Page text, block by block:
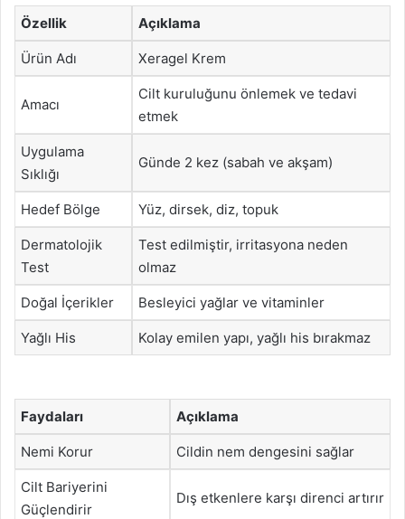
Özellik Açıklama
Ürün Adı Xeragel Krem
Amacı
Cilt kuruluğunu önlemek ve tedavi
etmek
Uygulama
Sıklığı
Günde 2 kez (sabah ve akşam)
Hedef Bölge Yüz, dirsek, diz, topuk
Dermatolojik
Test
Test edilmiştir, irritasyona neden
olmaz
Doğal İçerikler Besleyici yağlar ve vitaminler
Yağlı His Kolay emilen yapı, yağlı his bırakmaz
Faydaları Açıklama
Nemi Korur Cildin nem dengesini sağlar
Cilt Bariyerini
Güçlendirir
Dış etkenlere karşı direnci artırır